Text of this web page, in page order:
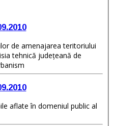
de amenajarea teritoriului
tehnică judeţeană de
al